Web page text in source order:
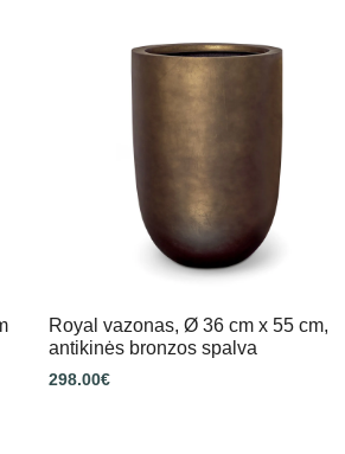
Royal vazonas, Ø 36 cm x 55 cm,
antikinės bronzos spalva
298.00€